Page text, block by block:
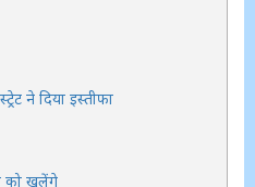
ने दिया इस्तीफा
को खुलेंगे